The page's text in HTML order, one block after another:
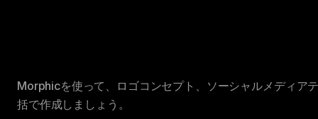
Morphicを使って、ロゴコンセプト、ソーシャルメディア
括で作成しましょう。